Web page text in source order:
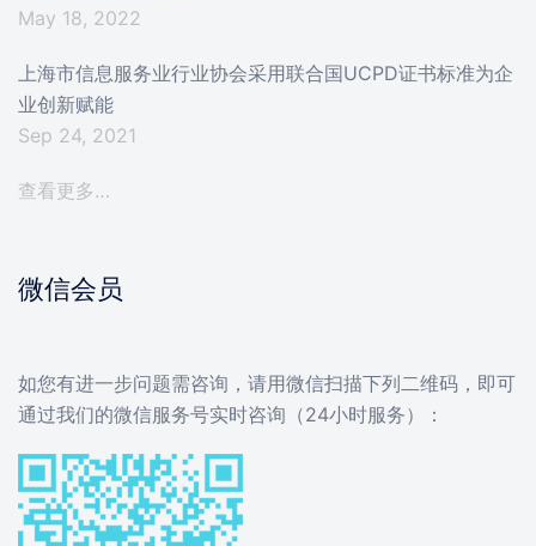
May 18, 2022
上海市信息服务业行业协会采用联合国UCPD证书标准为企
业创新赋能
Sep 24, 2021
查看更多…
微信会员
如您有进一步问题需咨询，请用微信扫描下列二维码，即可
通过我们的微信服务号实时咨询（24小时服务）：